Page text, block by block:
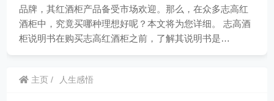
品牌，其红酒柜产品备受市场欢迎。那么，在众多志高红
酒柜中，究竟买哪种理想好呢？本文将为您详细。 志高酒
柜说明书在购买志高红酒柜之前，了解其说明书是…
主页 人生感悟